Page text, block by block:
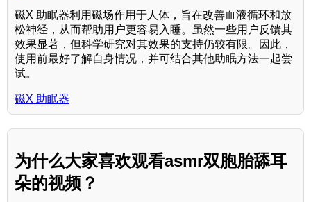
磁X 助眠器利用磁场作用于人体，旨在改善血液循环和放
松神经，从而帮助用户更容易入睡。虽然一些用户反馈其
效果显著，但科学研究对其效果的支持仍较有限。因此，
使用前最好了解自身情况，并可结合其他助眠方法一起尝
试。
磁X 助眠器
为什么大家喜欢观看asmr双胞胎舔耳
朵的视频？